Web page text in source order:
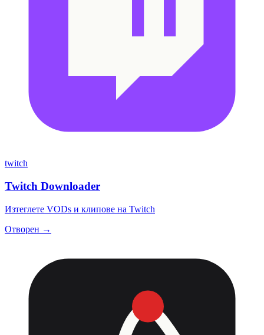
twitch
Twitch Downloader
Изтеглете VODs и клипове на Twitch
Отворен →